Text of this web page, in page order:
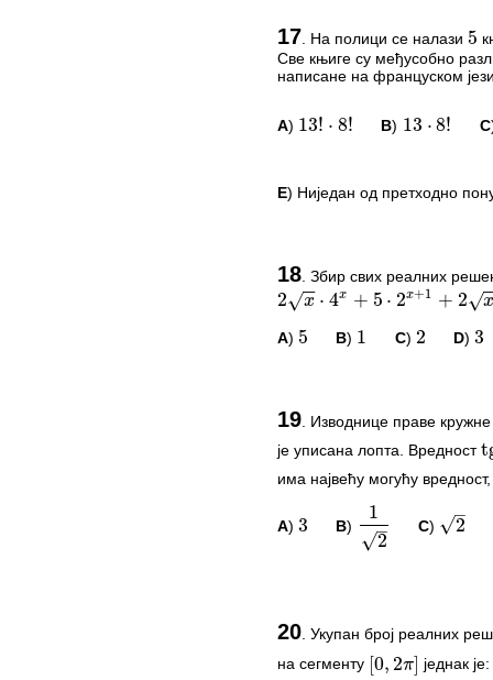
Овај задатак нема
17. На полици се налази 5
Све књиге су међусобно
написане на француском
A) 13!⋅ 8 B) 13⋅ 8 ! C
E) Ниједан од претходно
Овај задатак нема
*Морате бити логовани
18 Збир свих реалних
2x⋅4x + 5⋅2x +1 +2x =22x+ 2+ 5x⋅2x
A)
5
5 B)
1
1 C)
2
2 D)
3
3
Овај задатак нема
*Морате бити логовани
19 Изводнице праве
је уписана лопта. Вредност
tg
има највећу могућу вредност,
A) 3 B) 12 C) 2
20. Укупан број реалних
на сегменту
,
0,2π] једнак је:
2 5